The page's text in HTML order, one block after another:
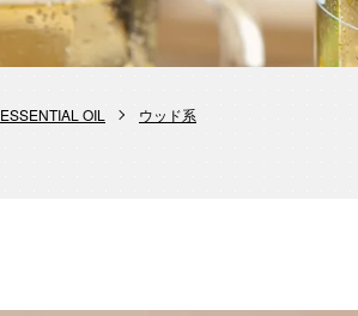
ESSENTIAL OIL ウッド系